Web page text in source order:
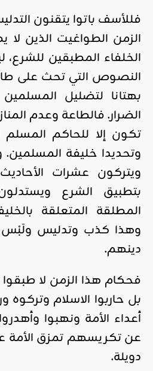
فللأسف باتوا يتقنون
الزمن الطواغيت الذين لا
الخلفاء المطبقين
النصوص التي تحث على
بهتانا لتضليل
الضرار. فالطاعة وعدم
تكون إلا للحاكم المسلم
وتحديدا خليفة
ويتركون عشرات
بتطبيق الشرع
المطلقة المتعلقة
وهذا كذب وتدليس
دينهم.
فحكام هذا الزمن لا طبقوا
بل حاربوا الاسلام وتركوه
أعداء الأمة ونهبوا
عن تكريسهم تمزق الأمة
دويلة.